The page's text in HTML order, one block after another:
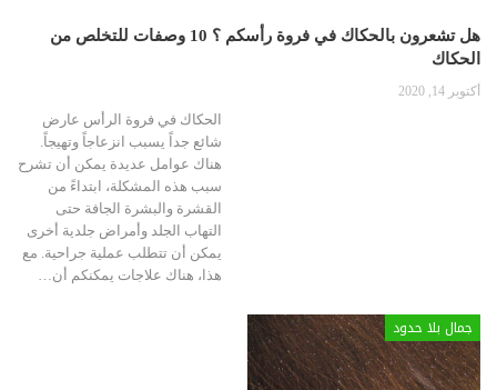
هل تشعرون بالحكاك في فروة رأسكم ؟ 10 وصفات للتخلص من
الحكاك
أكتوبر 14, 2020
الحكاك في فروة الرأس عارض
شائع جداً يسبب انزعاجاً وتهيجاً.
هناك عوامل عديدة يمكن أن تشرح
سبب هذه المشكلة، ابتداءً من
القشرة والبشرة الجافة حتى
التهاب الجلد وأمراض جلدية أخرى
يمكن أن تتطلب عملية جراحية. مع
هذا، هناك علاجات يمكنكم أن
جمال بلا حدود